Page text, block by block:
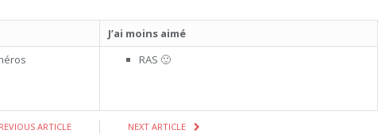
J’ai moins aimé
RAS 🙂
ARTICLE NEXT ARTICLE